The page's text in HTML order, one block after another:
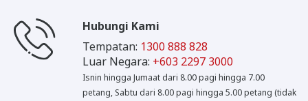
Hubungi Kami
Tempatan: 1300 888 828
Luar Negara: +603 2297 3000
Isnin hingga Jumaat dari 8.00 pagi hingga 7.00
petang, Sabtu dari 8.00 pagi hingga 5.00 petang (tidak